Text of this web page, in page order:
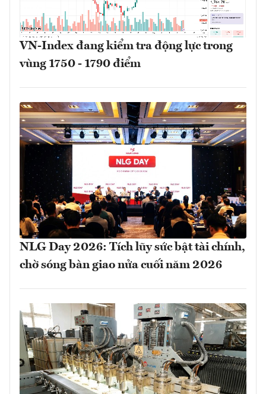
VN-Index đang kiểm tra động lực trong
vùng 1750 - 1790 điểm
NLG Day 2026: Tích lũy sức bật tài chính,
chờ sóng bàn giao nửa cuối năm 2026